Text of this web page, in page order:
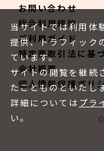
お問い合わせ
総合利用規約
ご利用ガイド
特定商取引法に基
会社概要
個人情報保護ポリ
当サイトでは利用体
提供、トラフィック
ています。
サイトの閲覧を継続
たことものといたし
詳細については プラ
い。